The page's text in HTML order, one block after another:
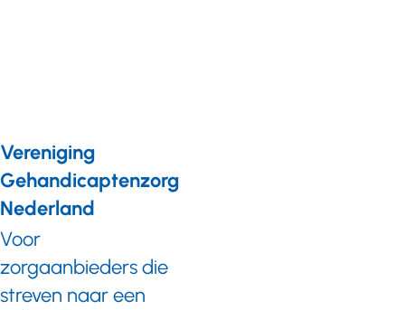
Vereniging
Gehandicaptenzorg
Nederland
Voor
zorgaanbieders die
streven naar een